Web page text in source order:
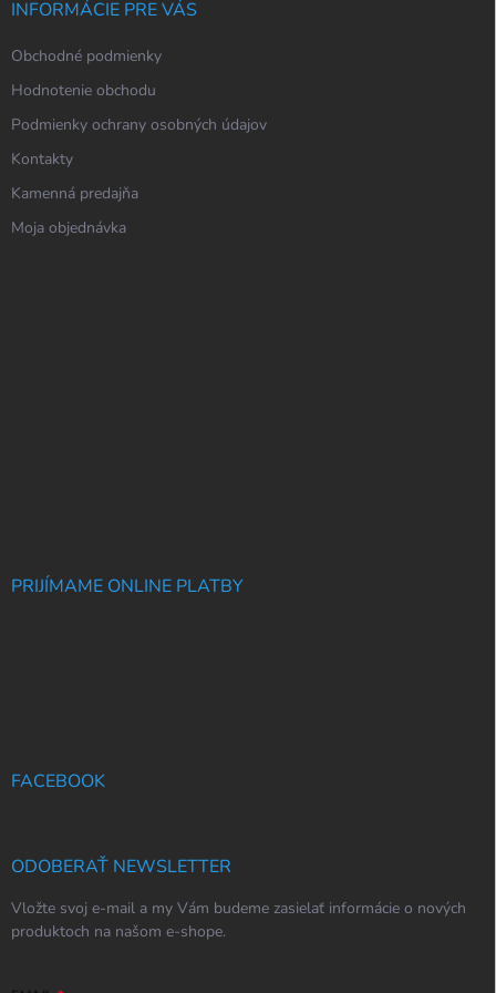
INFORMÁCIE PRE VÁS
Obchodné podmienky
Hodnotenie obchodu
Podmienky ochrany osobných údajov
Kontakty
Kamenná predajňa
Moja objednávka
PRIJÍMAME ONLINE PLATBY
FACEBOOK
ODOBERAŤ NEWSLETTER
Vložte svoj e-mail a my Vám budeme zasielať informácie o nových
produktoch na našom e-shope.